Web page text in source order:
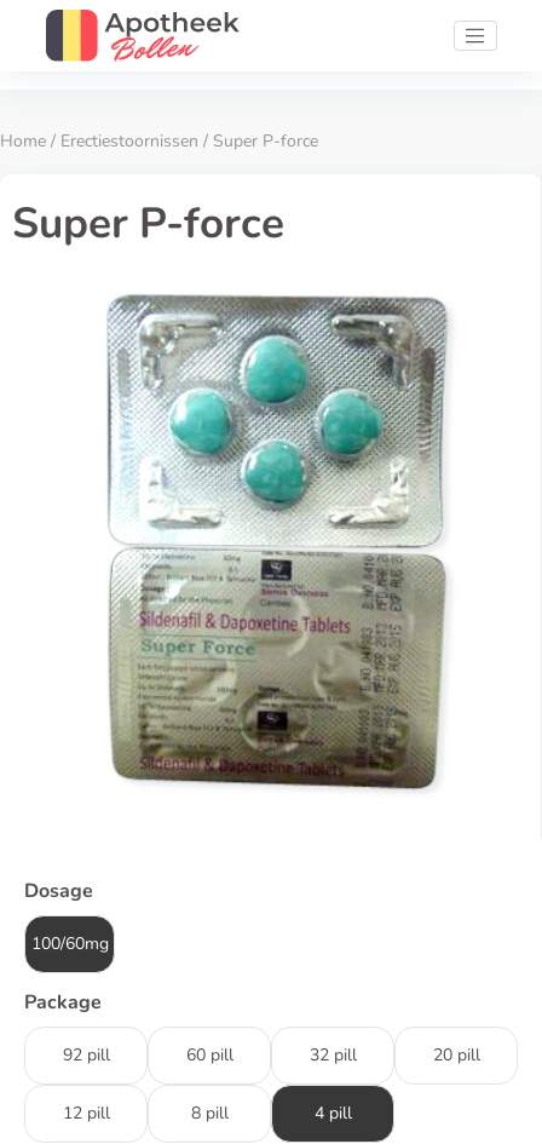
Home / Erectiestoornissen / Super P-force
Super P-force
Dosage
100/60mg
Package
92 pill 60 pill 32 pill 20 pill
12 pill 8 pill 4 pill